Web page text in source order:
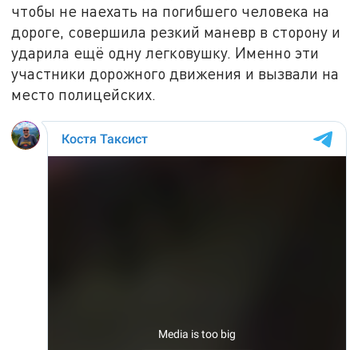
чтобы не наехать на погибшего человека на
дороге, совершила резкий маневр в сторону и
ударила ещё одну легковушку. Именно эти
участники дорожного движения и вызвали на
место полицейских.